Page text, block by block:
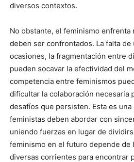
diversos contextos.
No obstante, el feminismo
deben ser confrontados. La falta de
ocasiones, la fragmentación entre
pueden socavar la efectividad del
competencia entre feminismos
dificultar la colaboración necesaria
desafíos que persisten. Esta es
feministas deben abordar con
uniendo fuerzas en lugar de
feminismo en el futuro depende de
diversas corrientes para encontrar